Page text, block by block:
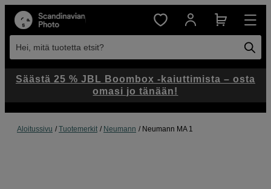
Hei, mitä tuotetta etsit?
Aloitussivu Tuotemerkit Neumann Neumann MA 1
Säästä 25 % JBL Boombox -kaiuttimista – osta
omasi jo tänään!